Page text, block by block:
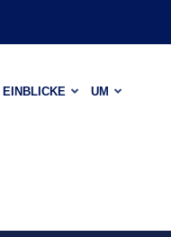
EINBLICKE UM